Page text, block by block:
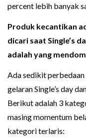
percent lebih banyak
Produk kecantikan
dicari saat Single’s
adalah yang
Ada sedikit
gelaran Single’s day
Berikut adalah 3
masing momentum
kategori terlaris: